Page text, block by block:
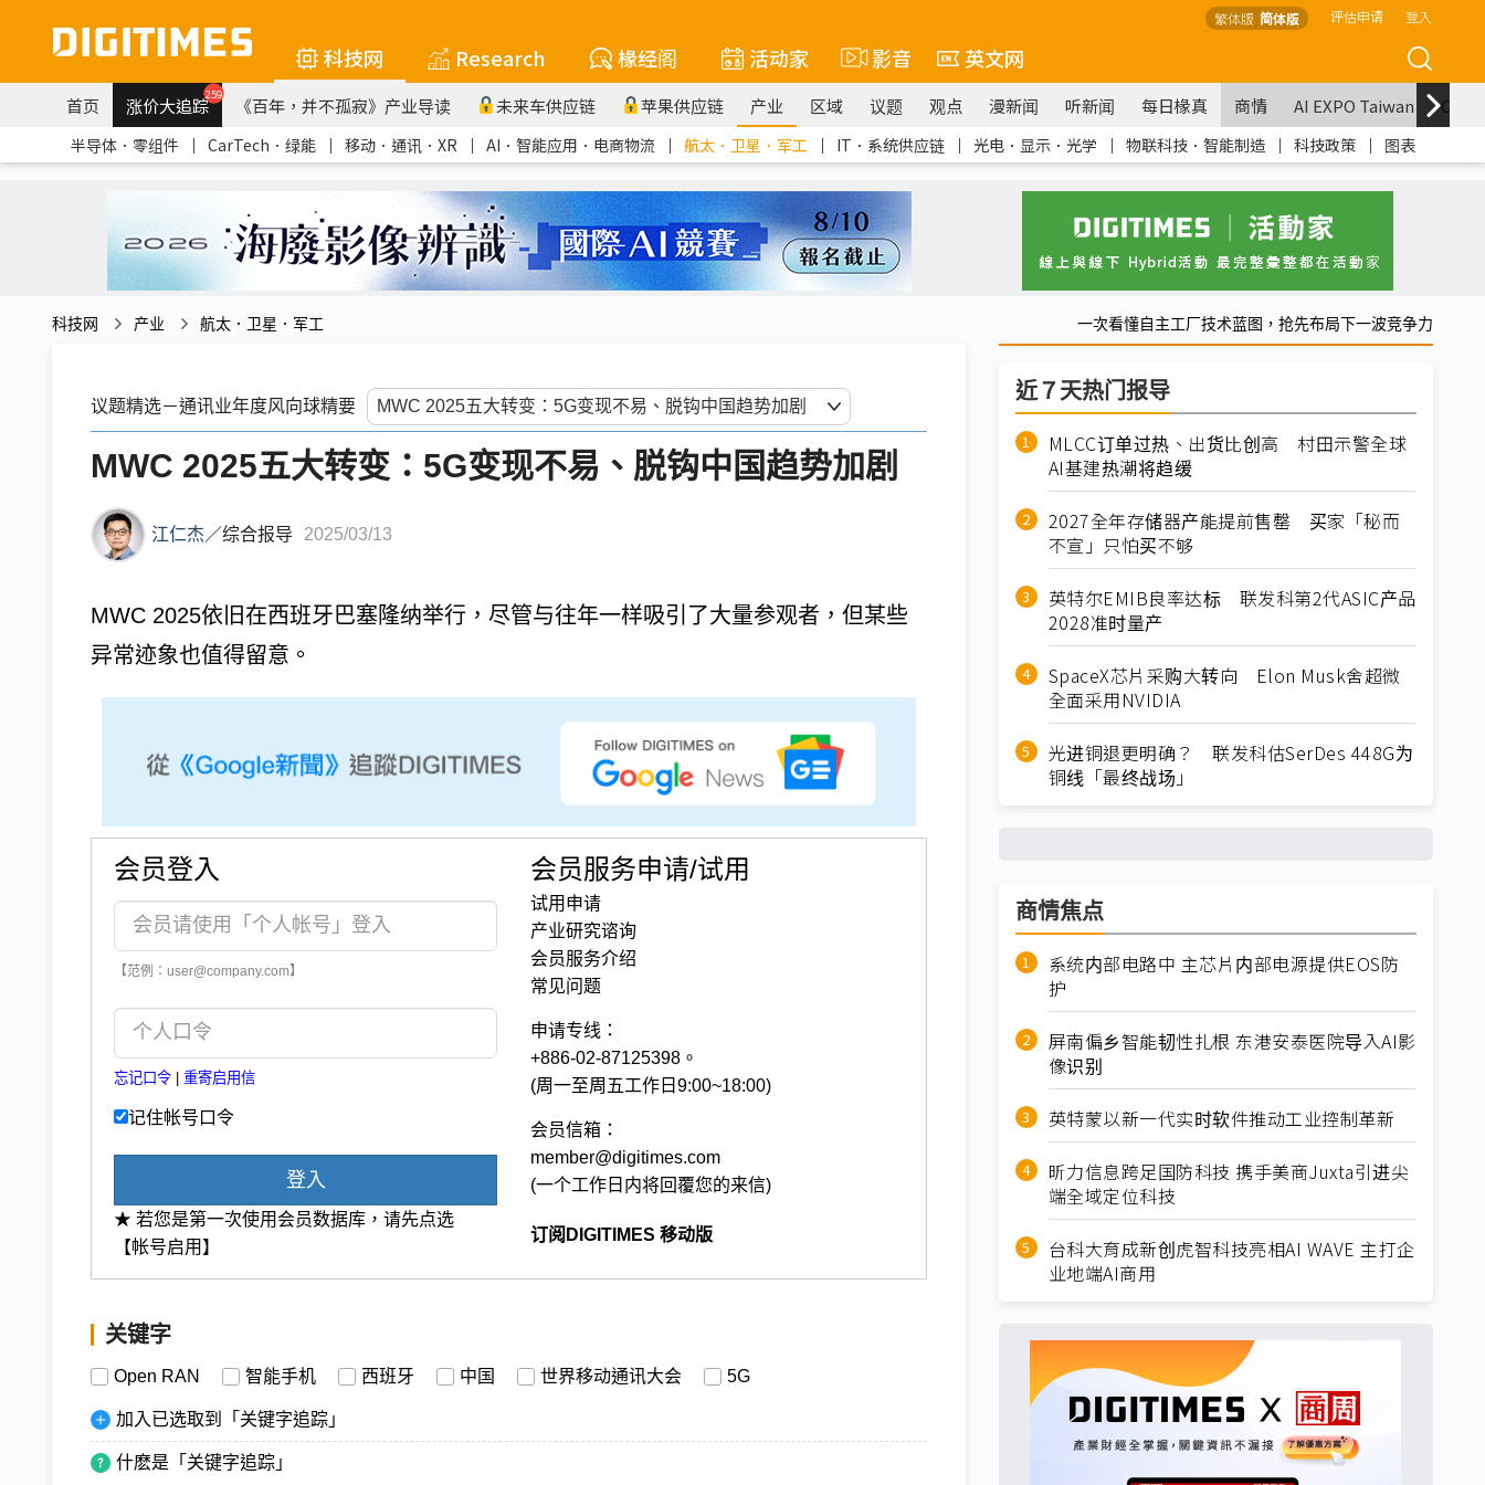
繁体版 简体版 评估申请 登入
科技网 Research 椽经阁 活动家 影音 英文网
首页 涨价大追踪259 《百年，并不孤寂》产业导读 未来车供应链 苹果供应链 产业 区域 议题 观点 漫新闻 听新闻 每日椽真 商情 AI EXPO Taiwan
半导体．零组件 ｜ CarTech．绿能 ｜ 移动．通讯．XR ｜ AI．智能应用．电商物流 ｜ 航太．卫星．军工 ｜ IT．系统供应链 ｜ 光电．显示．光学 ｜ 物联科技．智能制造 ｜ 科技政策 ｜ 图表
科技网 产业 航太．卫星．军工 一次看懂自主工厂技术蓝图，抢先布局下一波竞争力
议题精选－通讯业年度风向球精要
MWC 2025五大转变：5G变现不易、脱钩中国趋势加剧
江仁杰 ／综合报导 2025/03/13
MWC 2025依旧在西班牙巴塞隆纳举行，尽管与往年一样吸引了大量参观者，但某些
异常迹象也值得留意。
会员登入
【范例：user@company.com】
忘记口令 重寄启用信
记住帐号口令
登入
★ 若您是第一次使用会员数据库，请先点选
【帐号启用】
会员服务申请/试用
试用申请
产业研究谘询
会员服务介绍
常见问题
申请专线：
+886-02-87125398。
(周一至周五工作日9:00~18:00)
会员信箱：
member@digitimes.com
(一个工作日内将回覆您的来信)
订阅DIGITIMES 移动版
关键字
Open RAN 智能手机 西班牙 中国 世界移动通讯大会 5G
加入已选取到「关键字追踪」
什麽是「关键字追踪」
近７天热门报导
MLCC订单过热、出货比创高 村田示警全球
AI基建热潮将趋缓
2027全年存储器产能提前售罄 买家「秘而
不宣」只怕买不够
英特尔EMIB良率达标 联发科第2代ASIC产品
2028准时量产
SpaceX芯片采购大转向 Elon Musk舍超微
全面采用NVIDIA
光进铜退更明确？ 联发科估SerDes 448G为
铜线「最终战场」
商情焦点
系统内部电路中 主芯片内部电源提供EOS防
护
屏南偏乡智能韧性扎根 东港安泰医院导入AI影
像识别
英特蒙以新一代实时软件推动工业控制革新
昕力信息跨足国防科技 携手美商Juxta引进尖
端全域定位科技
台科大育成新创虎智科技亮相AI WAVE 主打企
业地端AI商用